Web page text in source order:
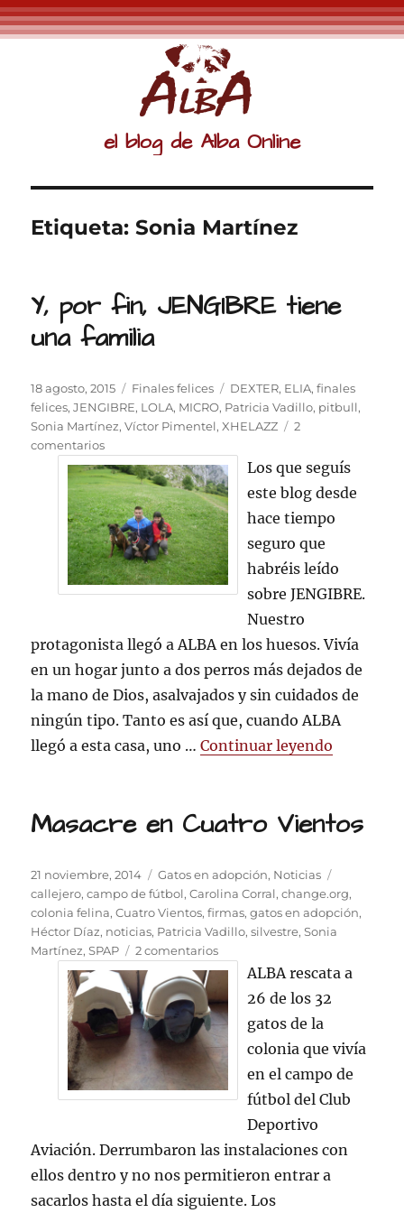
el blog de Alba Online
Etiqueta:Sonia Martínez
Y, por fin, JENGIBRE tiene
una familia
Publicado
el
18 agosto, 2015 Categorías
Finales felices Etiquetas
DEXTER, ELIA,finales
felices,JENGIBRE, LOLA, MICRO, Patricia Vadillo, pitbull,
Sonia Martínez,Víctor Pimentel,XHELAZZ
2
comentariosen
Y,
por
fin,
JENGIBRE
tiene
una
familia
Los que seguís
este blog desde
hace tiempo
seguro que
habréis leído
sobre JENGIBRE.
Nuestro
protagonista llegó a ALBA en los huesos. Vivía
en un hogar junto a dos perros más dejados de
la mano de Dios, asalvajados y sin cuidados de
ningún tipo. Tanto es así que, cuando ALBA
llegó a esta casa, uno …Continuar leyendo
Masacre en Cuatro Vientos
Publicado
el
21 noviembre, 2014 Categorías
Gatos en adopción, Noticias
callejero,campo de fútbol,Carolina Corral,change.org,
colonia felina,Cuatro Vientos,firmas,gatos en adopción,
Héctor Díaz, noticias, Patricia Vadillo,silvestre,Sonia
Martínez,SPAP 2 comentariosen
Masacre
Cuatro
Vientos
ALBA rescata a
26 de los 32
gatos de la
colonia que vivía
en el campo de
fútbol del Club
Deportivo
Aviación. Derrumbaron las instalaciones con
ellos dentro y no nos permitieron entrar a
sacarlos hasta el día siguiente. Los